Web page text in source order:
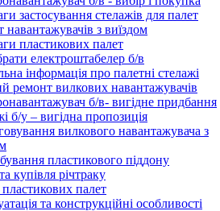
застосування стелажів для палет
навантажувачів з виїздом
пластикових палет
електроштабелер б/в
інформація про палетні стелажі
ремонт вилкових навантажувачів
б/в- вигідне придбання
б/у – вигідна пропозиція
вилкового навантажувача з
пластикового піддону
купівля річтраку
пластикових палет
та конструкційні особливості